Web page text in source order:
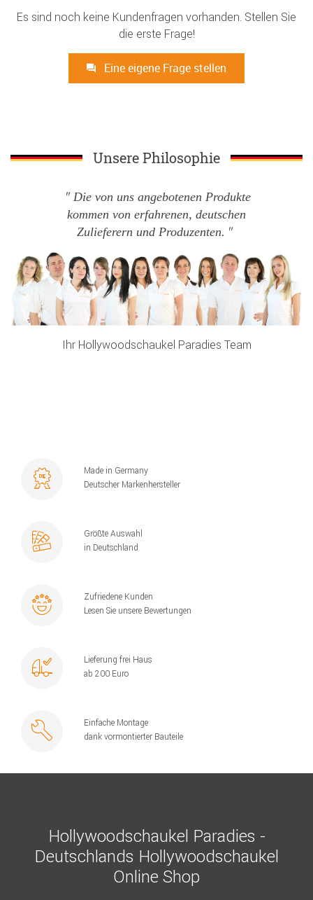
Es sind noch keine Kundenfragen vorhanden. Stellen Sie
die erste Frage!
Eine eigene Frage stellen
Unsere Philosophie
Die von uns angebotenen Produkte
kommen von erfahrenen, deutschen
Zulieferern und Produzenten.
Ihr Hollywoodschaukel Paradies Team
Made in Germany
Deutscher Markenhersteller
Größte Auswahl
in Deutschland
Zufriedene Kunden
Lesen Sie unsere Bewertungen
Lieferung frei Haus
ab 200 Euro
Einfache Montage
dank vormontierter Bauteile
Hollywoodschaukel Paradies -
Deutschlands Hollywoodschaukel
Online Shop